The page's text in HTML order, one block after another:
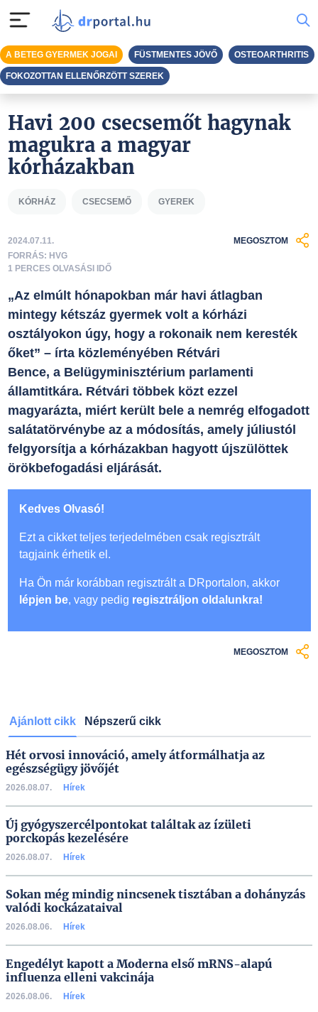
Havi 200 csecsemőt hagynak
magukra a magyar
kórházakban
KÓRHÁZ CSECSEMŐ GYEREK
2024.07.11.
FORRÁS: HVG
1 PERCES OLVASÁSI IDŐ
MEGOSZTOM
„Az elmúlt hónapokban már havi átlagban
mintegy kétszáz gyermek volt a kórházi
osztályokon úgy, hogy a rokonaik nem keresték
őket” – írta közleményében Rétvári
Bence, a Belügyminisztérium parlamenti
államtitkára. Rétvári többek közt ezzel
magyarázta, miért került bele a nemrég elfogadott
salátatörvénybe az a módosítás, amely júliustól
felgyorsítja a kórházakban hagyott újszülöttek
örökbefogadási eljárását.
Kedves Olvasó!
Ezt a cikket teljes terjedelmében csak regisztrált
tagjaink érhetik el.
Ha Ön már korábban regisztrált a DRportalon, akkor
lépjen be, vagy pedig regisztráljon oldalunkra!
MEGOSZTOM
Ajánlott cikk Népszerű cikk
Hét orvosi innováció, amely átformálhatja az
egészségügy jövőjét
2026.08.07. Hírek
Új gyógyszercélpontokat találtak az ízületi
porckopás kezelésére
2026.08.07. Hírek
Sokan még mindig nincsenek tisztában a dohányzás
valódi kockázataival
2026.08.06. Hírek
Engedélyt kapott a Moderna első mRNS-alapú
influenza elleni vakcinája
2026.08.06. Hírek
A BETEG GYERMEK JOGAI FÜSTMENTES JÖVŐ OSTEOARTHRITIS
FOKOZOTTAN ELLENŐRZÖTT SZEREK